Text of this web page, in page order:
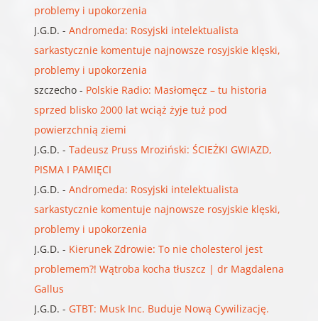
problemy i upokorzenia
J.G.D. - Andromeda: Rosyjski intelektualista
sarkastycznie komentuje najnowsze rosyjskie klęski,
problemy i upokorzenia
szczecho- Polskie Radio: Masłomęcz – tu historia
sprzed blisko 2000 lat wciąż żyje tuż pod
powierzchnią ziemi
J.G.D. - Tadeusz Pruss Mroziński: ŚCIEŻKI GWIAZD,
PISMA I PAMIĘCI
J.G.D. - Andromeda: Rosyjski intelektualista
sarkastycznie komentuje najnowsze rosyjskie klęski,
problemy i upokorzenia
J.G.D. - Kierunek Zdrowie: To nie cholesterol jest
problemem?! Wątroba kocha tłuszcz | dr Magdalena
Gallus
J.G.D. - GTBT: Musk Inc. Buduje Nową Cywilizację.